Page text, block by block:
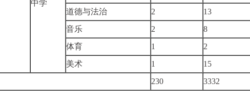
中学
道德与法治
2
13
音乐
2
8
体育
1
2
美术
1
15
230 3332